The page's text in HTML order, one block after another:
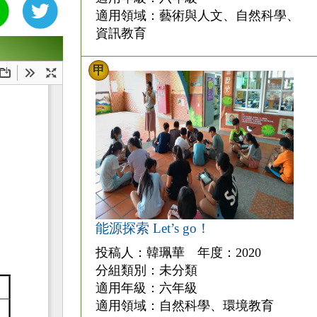
適用領域：藝術與人文、自然科學、
資訊教育
能源探索 Let’s go！
甲
投稿人：韓珮華 年度：2020
分組類別：未分類
適用年級：六年級
適用領域：自然科學、環境教育